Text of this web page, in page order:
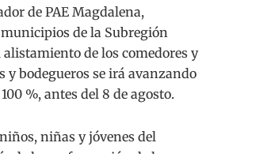
de PAE Magdalena,
de la Subregión
alistamiento de los comedores y
y bodegueros se irá avanzando
%, antes del 8 de agosto.
niñas y jóvenes del